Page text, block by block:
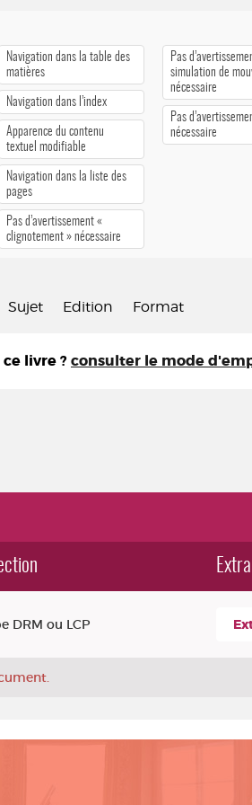
Navigation dans la table des
matières
Navigation dans l’index
Apparence du contenu
textuel modifiable
Navigation dans la liste des
pages
Pas d’avertissement «
clignotement » nécessaire
Pas
simulation de
nécessaire
Pas
nécessaire
Sujet Edition Format
livre ? consulter le mode
DRM ou LCP